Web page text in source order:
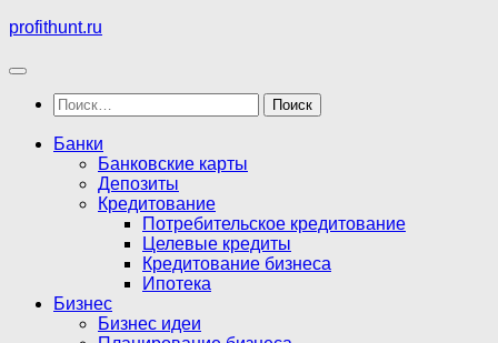
Перейти
содержимому
profithunt.ru
Найти:
Банки
Банковские карты
Депозиты
Кредитование
Потребительское кредитование
Целевые кредиты
Кредитование бизнеса
Ипотека
Бизнес
Бизнес идеи